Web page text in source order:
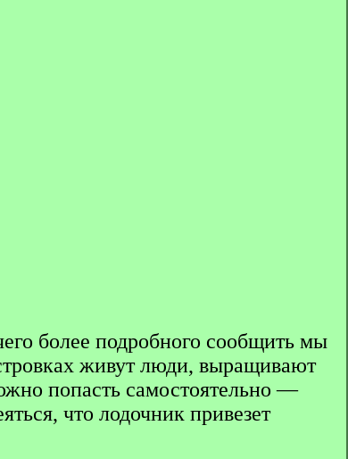
более подробного сообщить мы
живут люди, выращивают
попасть самостоятельно —
что лодочник привезет